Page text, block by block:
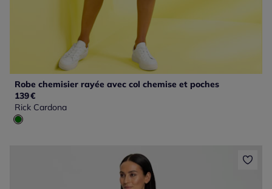
Robe chemisier rayée avec col chemise et poches
139€
Rick Cardona